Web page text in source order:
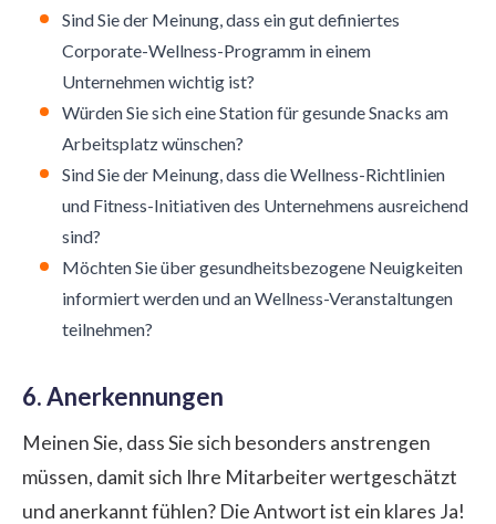
Sind Sie der Meinung, dass ein gut definiertes
Corporate-Wellness-Programm in einem
Unternehmen wichtig ist?
Würden Sie sich eine Station für gesunde Snacks am
Arbeitsplatz wünschen?
Sind Sie der Meinung, dass die Wellness-Richtlinien
und Fitness-Initiativen des Unternehmens ausreichend
sind?
Möchten Sie über gesundheitsbezogene Neuigkeiten
informiert werden und an Wellness-Veranstaltungen
teilnehmen?
6. Anerkennungen
Meinen Sie, dass Sie sich besonders anstrengen
müssen, damit sich Ihre Mitarbeiter wertgeschätzt
und anerkannt fühlen? Die Antwort ist ein klares Ja!